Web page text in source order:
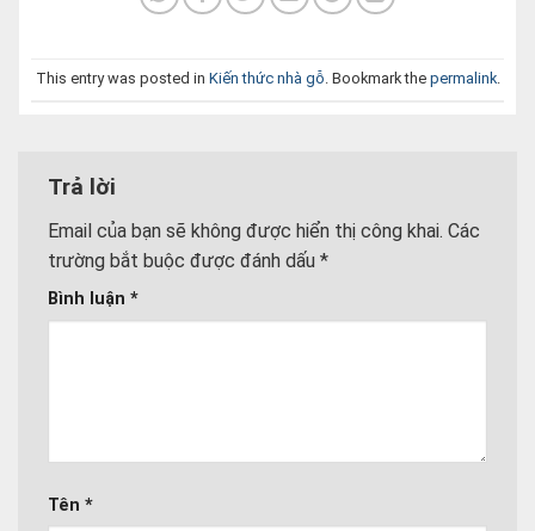
This entry was posted in Kiến thức nhà gỗ. Bookmark the permalink.
Trả lời
Email của bạn sẽ không được hiển thị công khai. Các
trường bắt buộc được đánh dấu *
Bình luận *
Tên *